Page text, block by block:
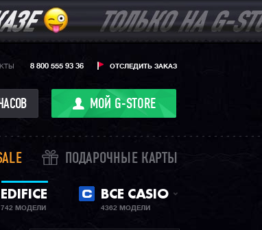
ОТСЛЕДИТЬ ЗАКАЗ
8 800 555 93 36
МОЙ G-STORE
ПОДАРОЧНЫЕ КАРТЫ
EDIFICE
742 МОДЕЛИ
ВСЕ CASIO
4362 МОДЕЛИ